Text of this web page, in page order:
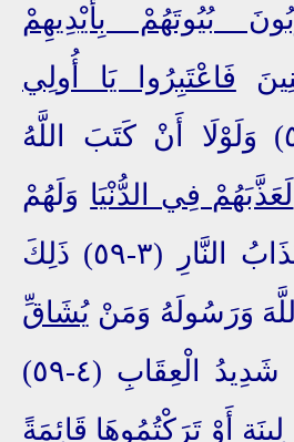
بُيُوتَهُمْ بِأَيْدِيهِمْ
فَاعْتَبِرُوا يَا أُولِي
(٢-٥٩) وَلَوْلَا أَنْ كَتَبَ اللَّهُ
لَعَذَّبَهُمْ فِي الدُّنْيَا وَلَهُمْ
فِي الْآخِرَةِ عَذَابُ النَّارِ (٣-٥٩) ذَلِكَ
وَرَسُولَهُ وَمَنْ يُشَاقّ
اللَّهَ فَإِنَّ اللَّهَ شَدِيدُ الْعِقَابِ (٤-٥٩)
لِينَةٍ أَوْ تَرَكْتُمُوهَا قَائِمَةً